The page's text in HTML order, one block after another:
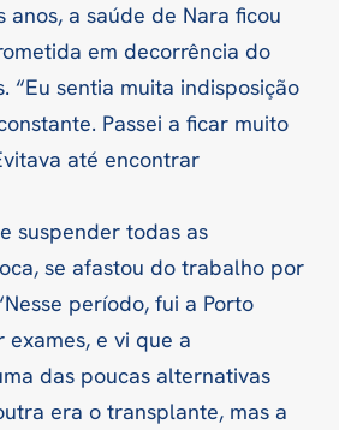
anos, a saúde de Nara ficou
em decorrência do
“Eu sentia muita indisposição
Passei a ficar muito
até encontrar
suspender todas as
se afastou do trabalho por
período, fui a Porto
e vi que a
das poucas alternativas
era o transplante, mas a